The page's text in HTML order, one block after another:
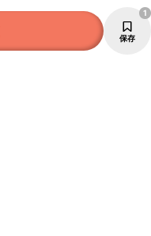
保存
1